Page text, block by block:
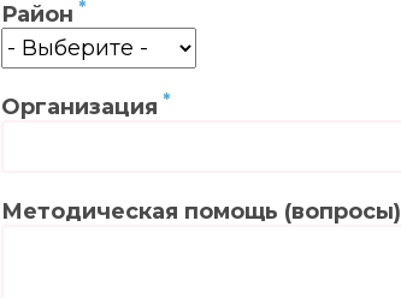
Район
Организация
Методическая помощь (вопросы)